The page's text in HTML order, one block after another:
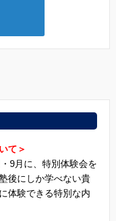
て＞
9月に、特別体験会を
後にしか学べない貴
体験できる特別な内